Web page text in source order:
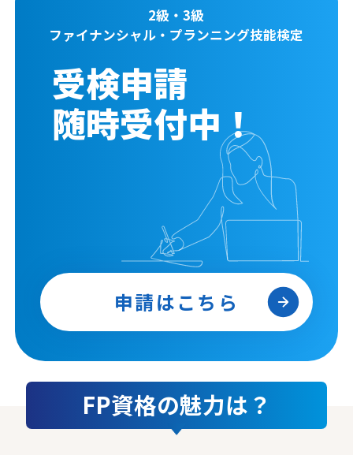
2級・3級
ファイナンシャル・プランニング技能検定
受検申請
随時受付中！
申請はこちら
FP資格の魅力は？